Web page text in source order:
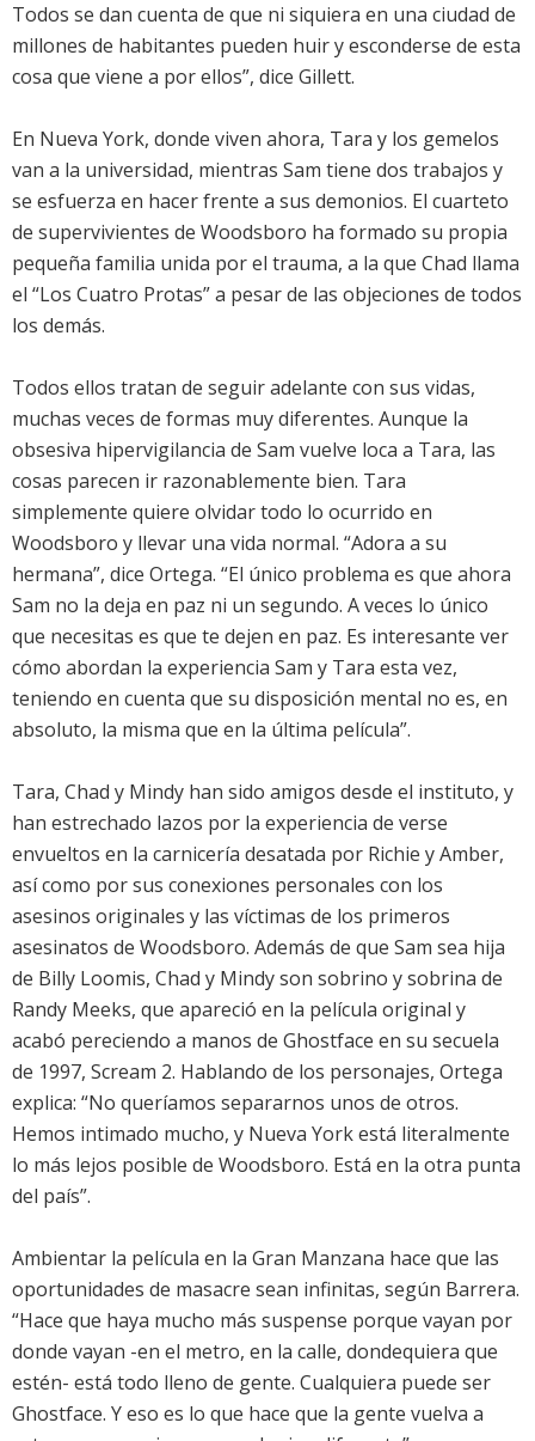
Todos se dan cuenta de que ni siquiera en una ciudad de
millones de habitantes pueden huir y esconderse de esta
cosa que viene a por ellos”, dice Gillett.
En Nueva York, donde viven ahora, Tara y los gemelos
van a la universidad, mientras Sam tiene dos trabajos y
se esfuerza en hacer frente a sus demonios. El cuarteto
de supervivientes de Woodsboro ha formado su propia
pequeña familia unida por el trauma, a la que Chad llama
el “Los Cuatro Protas” a pesar de las objeciones de todos
los demás.
Todos ellos tratan de seguir adelante con sus vidas,
muchas veces de formas muy diferentes. Aunque la
obsesiva hipervigilancia de Sam vuelve loca a Tara, las
cosas parecen ir razonablemente bien. Tara
simplemente quiere olvidar todo lo ocurrido en
Woodsboro y llevar una vida normal. “Adora a su
hermana”, dice Ortega. “El único problema es que ahora
Sam no la deja en paz ni un segundo. A veces lo único
que necesitas es que te dejen en paz. Es interesante ver
cómo abordan la experiencia Sam y Tara esta vez,
teniendo en cuenta que su disposición mental no es, en
absoluto, la misma que en la última película”.
Tara, Chad y Mindy han sido amigos desde el instituto, y
han estrechado lazos por la experiencia de verse
envueltos en la carnicería desatada por Richie y Amber,
así como por sus conexiones personales con los
asesinos originales y las víctimas de los primeros
asesinatos de Woodsboro. Además de que Sam sea hija
de Billy Loomis, Chad y Mindy son sobrino y sobrina de
Randy Meeks, que apareció en la película original y
acabó pereciendo a manos de Ghostface en su secuela
de 1997, Scream 2. Hablando de los personajes, Ortega
explica: “No queríamos separarnos unos de otros.
Hemos intimado mucho, y Nueva York está literalmente
lo más lejos posible de Woodsboro. Está en la otra punta
del país”.
Ambientar la película en la Gran Manzana hace que las
oportunidades de masacre sean infinitas, según Barrera.
“Hace que haya mucho más suspense porque vayan por
donde vayan -en el metro, en la calle, dondequiera que
estén- está todo lleno de gente. Cualquiera puede ser
Ghostface. Y eso es lo que hace que la gente vuelva a